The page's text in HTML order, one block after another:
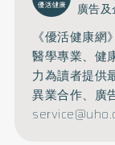
廣告
《優活健康
醫學專業、健
力為讀者提供
異業合作、廣